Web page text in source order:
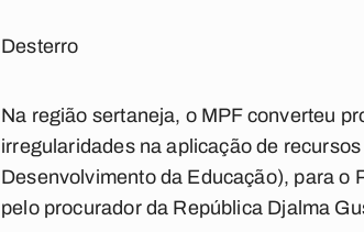
Desterro
Na região sertaneja, o MPF converteu
irregularidades na aplicação de
Desenvolvimento da Educação), para o
pelo procurador da República Djalma